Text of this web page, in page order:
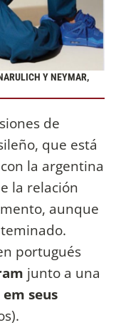
Y NEYMAR,
de
que está
la argentina
la relación
aunque
portugués
junto a una
seus